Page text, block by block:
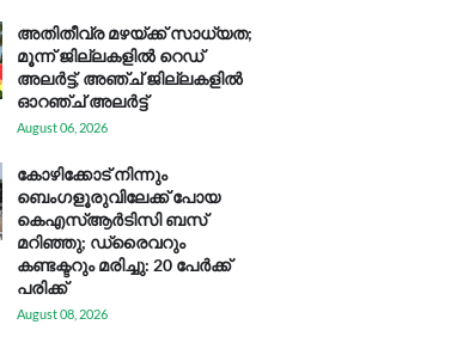
അതിതീവ്ര മഴയ്ക്ക് സാധ്യത;
മൂന്ന് ജില്ലകളിൽ റെഡ്
അലർട്ട്, അഞ്ച് ജില്ലകളിൽ
ഓറഞ്ച് അലർട്ട്
August 06, 2026
കോഴിക്കോട് നിന്നും
ബെംഗളൂരുവിലേക്ക് പോയ
കെഎസ്ആര്‍ടിസി ബസ്
മറിഞ്ഞു; ഡ്രൈവറും
കണ്ടക്ടറും മരിച്ചു: 20 പേര്‍ക്ക്
പരിക്ക്
August 08, 2026